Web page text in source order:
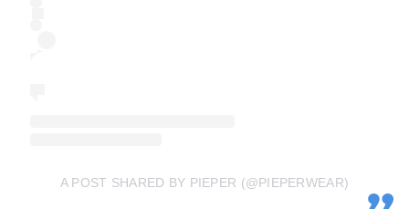
A POST SHARED BY PIEPER (@PIEPERWEAR)